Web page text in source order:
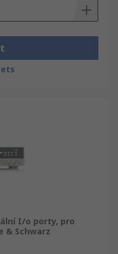
I/o porty, pro
& Schwarz